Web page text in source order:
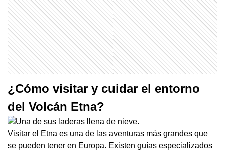
¿Cómo visitar y cuidar el entorno
del Volcán Etna?
Visitar el Etna es una de las aventuras más grandes que
se pueden tener en Europa. Existen guías especializados